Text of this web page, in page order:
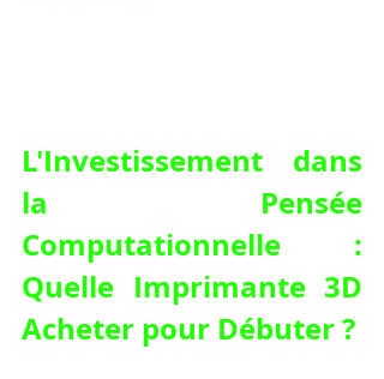
L'Investissement dans
la Pensée
Computationnelle :
Quelle Imprimante 3D
Acheter pour Débuter ?